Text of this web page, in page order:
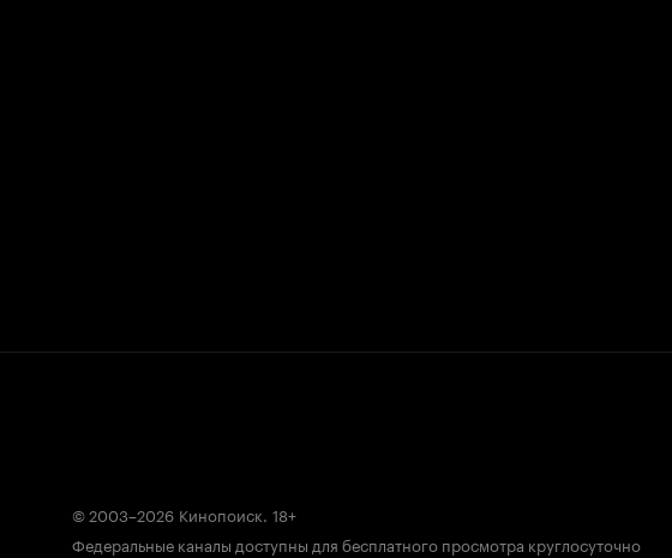
© 2003–2026 Кинопоиск. 18+
Федеральные каналы доступны для бесплатного просмотра круглосуточно